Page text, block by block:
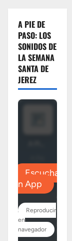
A PIE DE
PASO: LOS
SONIDOS DE
LA SEMANA
SANTA DE
JEREZ